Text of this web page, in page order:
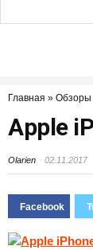
Главная » Обзоры
Apple
Olarien 02.11.2017